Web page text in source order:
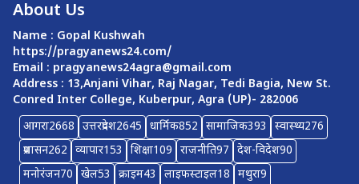
About Us
Name : Gopal Kushwah
https://pragyanews24.com/
Email : pragyanews24agra@gmail.com
Address : 13,Anjani Vihar, Raj Nagar, Tedi Bagia, New St.
Conred Inter College, Kuberpur, Agra (UP)- 282006
आगरा2668 उत्तरप्रदेश2645 धार्मिक852 सामाजिक393 स्वास्थ्य276
प्रशासन262 व्यापार153 शिक्षा109 राजनीति97 देश-विदेश90
मनोरंजन70 खेल53 क्राइम43 लाइफस्टाइल18 मथुरा9